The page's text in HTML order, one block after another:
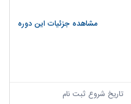
مشاهده جزئیات این دوره
تاریخ شروع ثبت نام